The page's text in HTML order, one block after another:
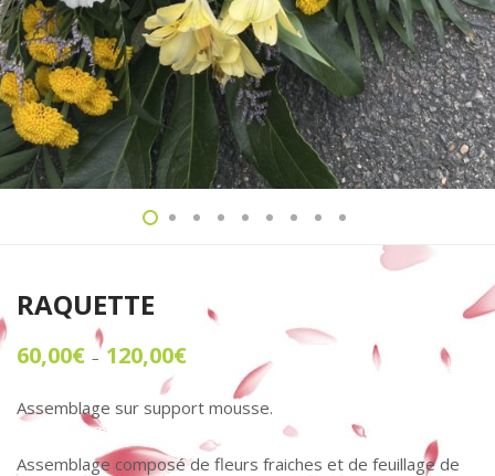
RAQUETTE
60,00€ – 120,00€Plage
à
Assemblage sur support mousse.
Assemblage composé de fleurs fraiches et de feuillage de